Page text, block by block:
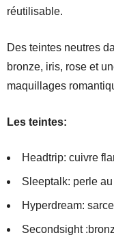
réutilisable.
Des teintes neutres
bronze, iris, rose et
maquillages
Les teintes:
Headtrip: cuivre
Sleeptalk: perle
Hyperdream:
Secondsight